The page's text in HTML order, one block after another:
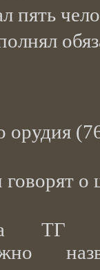
пять
орудия
о
ТГ